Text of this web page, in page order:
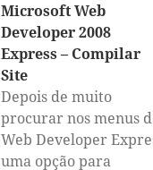
Microsoft Web
Developer 2008
Express – Compilar
Site
Depois de muito
procurar nos menus
Web Developer
uma opção para